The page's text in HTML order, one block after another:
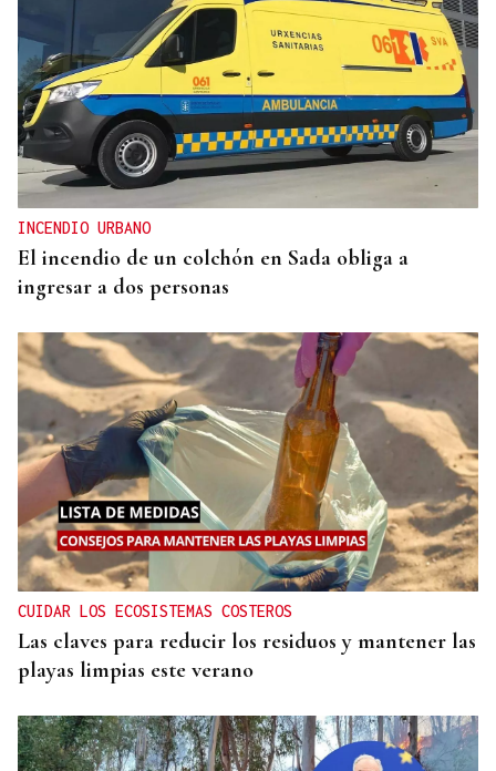
INCENDIO URBANO
El incendio de un colchón en Sada obliga a
ingresar a dos personas
CUIDAR LOS ECOSISTEMAS COSTEROS
Las claves para reducir los residuos y mantener las
playas limpias este verano